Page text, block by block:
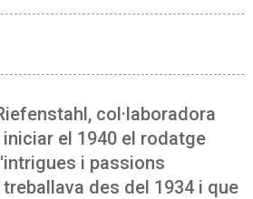
col·laboradora
el 1940 el rodatge
i passions
des del 1934 i que